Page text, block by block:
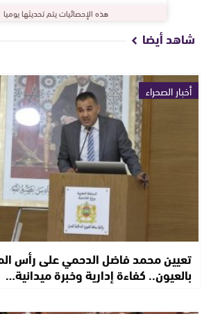
هذه الإحصائيات يتم تحديثها يوميا
شاهد أيضا
أخبار الصحراء
تعيين محمد فاضل الدحمي على رأس
بالعيون.. كفاءة إدارية وخبرة ميدانية…